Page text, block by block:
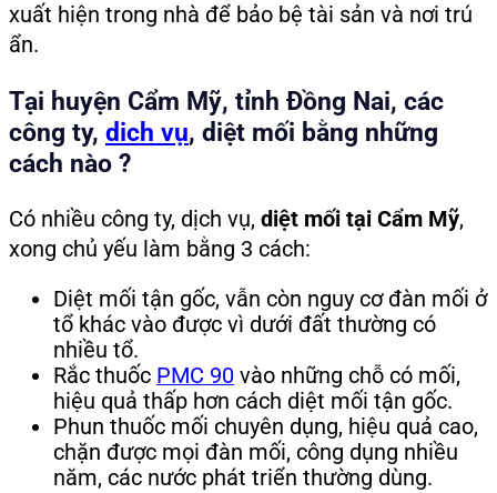
xuất hiện trong nhà để bảo bệ tài sản và nơi trú
ẩn.
Tại huyện Cẩm Mỹ, tỉnh Đồng Nai, các
công ty, dich vụ, diệt mối bằng những
cách nào ?
Có nhiều công ty, dịch vụ, diệt mối tại Cẩm Mỹ,
xong chủ yếu làm bằng 3 cách:
Diệt mối tận gốc, vẫn còn nguy cơ đàn mối ở
tổ khác vào được vì dưới đất thường có
nhiều tổ.
Rắc thuốc PMC 90 vào những chỗ có mối,
hiệu quả thấp hơn cách diệt mối tận gốc.
Phun thuốc mối chuyên dụng, hiệu quả cao,
chặn được mọi đàn mối, công dụng nhiều
năm, các nước phát triển thường dùng.